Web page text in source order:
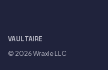
VAULTAIRE
© 2026Wraxle LLC